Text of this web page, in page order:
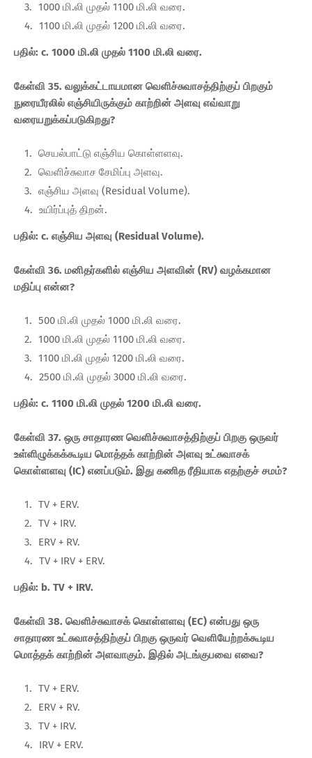
1000 மி.லி முதல் 1100 மி.லி வரை.
1100 மி.லி முதல் 1200 மி.லி வரை.
பதில்: c. 1000 மி.லி முதல் 1100 மி.லி வரை.
கேள்வி 35. வலுக்கட்டாயமான வெளிச்சுவாசத்திற்குப் பிறகும்
நுரையீரலில் எஞ்சியிருக்கும் காற்றின் அளவு எவ்வாறு
வரையறுக்கப்படுகிறது?
செயல்பாட்டு எஞ்சிய கொள்ளளவு.
வெளிச்சுவாச சேமிப்பு அளவு.
எஞ்சிய அளவு (Residual Volume).
உயிர்ப்புத் திறன்.
பதில்: c. எஞ்சிய அளவு (Residual Volume).
கேள்வி 36. மனிதர்களில் எஞ்சிய அளவின் (RV) வழக்கமான
மதிப்பு என்ன?
500 மி.லி முதல் 1000 மி.லி வரை.
1000 மி.லி முதல் 1100 மி.லி வரை.
1100 மி.லி முதல் 1200 மி.லி வரை.
2500 மி.லி முதல் 3000 மி.லி வரை.
பதில்: c. 1100 மி.லி முதல் 1200 மி.லி வரை.
கேள்வி 37. ஒரு சாதாரண வெளிச்சுவாசத்திற்குப் பிறகு ஒருவர்
உள்ளிழுக்கக்கூடிய மொத்தக் காற்றின் அளவு உட்சுவாசக்
கொள்ளளவு (IC) எனப்படும். இது கணித ரீதியாக எதற்குச் சமம்?
TV + ERV.
TV + IRV.
ERV + RV.
TV + IRV + ERV.
பதில்: b. TV + IRV.
கேள்வி 38. வெளிச்சுவாசக் கொள்ளளவு (EC) என்பது ஒரு
சாதாரண உட்சுவாசத்திற்குப் பிறகு ஒருவர் வெளியேற்றக்கூடிய
மொத்தக் காற்றின் அளவாகும். இதில் அடங்குபவை எவை?
TV + ERV.
ERV + RV.
TV + IRV.
IRV + ERV.